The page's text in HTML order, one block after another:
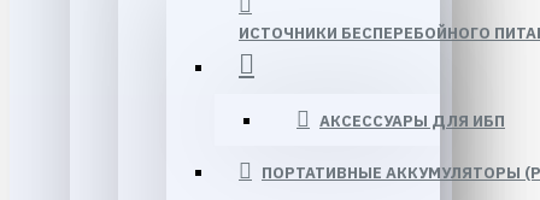
ИСТОЧНИКИ БЕСПЕРЕБОЙНОГО
АКСЕССУАРЫ ДЛЯ ИБП
ПОРТАТИВНЫЕ АККУМУЛЯТОРЫ